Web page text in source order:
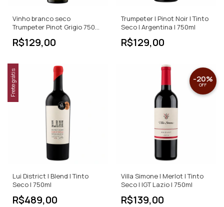
Vinho branco seco
Trumpeter Pinot Grigio 750
R$129,00
Trumpeter | Pinot Noir | Tinto
Seco | Argentina | 750ml
R$129,00
Frete grátis
Lui District | Blend | Tinto
Seco | 750ml
R$489,00
Villa Simone | Merlot | Tinto
Seco | IGT Lazio | 750ml
R$139,00
-20%
OFF